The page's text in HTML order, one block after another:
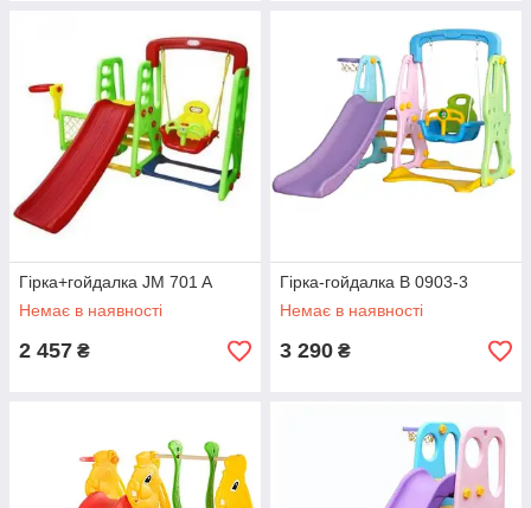
Гірка+гойдалка JM 701 A
Немає в наявності
2 457 ₴
Гірка-гойдалка B 0903-3
Немає в наявності
3 290 ₴